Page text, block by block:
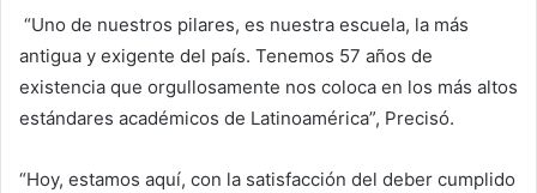
“Uno de nuestros pilares, es nuestra escuela, la más
antigua y exigente del país. Tenemos 57 años de
existencia que orgullosamente nos coloca en los más altos
estándares académicos de Latinoamérica”, Precisó.
“Hoy, estamos aquí, con la satisfacción del deber cumplido